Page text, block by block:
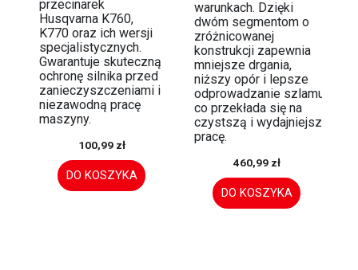
przecinarek
Husqvarna K760,
K770 oraz ich wersji
specjalistycznych.
Gwarantuje skuteczną
ochronę silnika przed
zanieczyszczeniami i
niezawodną pracę
maszyny.
100,99 zł
DO KOSZYKA
warunkach. Dzięki
dwóm segmentom o
zróżnicowanej
konstrukcji zapewnia
mniejsze drgania,
niższy opór i lepsze
odprowadzanie szlamu,
co przekłada się na
czystszą i wydajniejszą
pracę.
460,99 zł
DO KOSZYKA